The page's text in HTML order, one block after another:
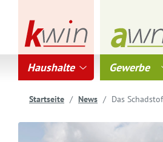
Haushalte Gewerbe
Startseite News Das